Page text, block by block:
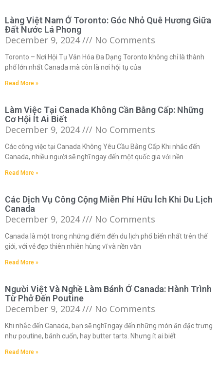
Làng Việt Nam Ở Toronto: Góc Nhỏ Quê Hương Giữa
Đất Nước Lá Phong
December 9, 2024 No Comments
Toronto – Nơi Hội Tụ Văn Hóa Đa Dạng Toronto không chỉ là thành
phố lớn nhất Canada mà còn là nơi hội tụ của
Read More »
Làm Việc Tại Canada Không Cần Bằng Cấp: Những
Cơ Hội Ít Ai Biết
December 9, 2024 No Comments
Các công việc tại Canada Không Yêu Cầu Bằng Cấp Khi nhắc đến
Canada, nhiều người sẽ nghĩ ngay đến một quốc gia với nền
Read More »
Các Dịch Vụ Công Cộng Miễn Phí Hữu Ích Khi Du Lịch
Canada
December 9, 2024 No Comments
Canada là một trong những điểm đến du lịch phổ biến nhất trên thế
giới, với vẻ đẹp thiên nhiên hùng vĩ và nền văn
Read More »
Người Việt Và Nghề Làm Bánh Ở Canada: Hành Trình
Từ Phở Đến Poutine
December 9, 2024 No Comments
Khi nhắc đến Canada, bạn sẽ nghĩ ngay đến những món ăn đặc trưng
như poutine, bánh cuốn, hay butter tarts. Nhưng ít ai biết
Read More »